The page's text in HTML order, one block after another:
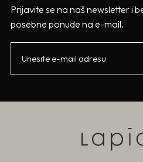
Prijavite se na naš newsletter i
posebne ponude na e-mail.